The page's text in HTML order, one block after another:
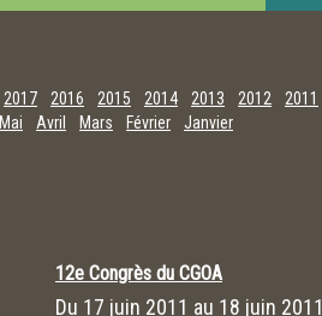
2017 2016 2015 2014 2013 2012 2011
Mai Avril Mars Février Janvier
12e Congrès du CGOA
Du 17 juin 2011 au 18 juin 2011